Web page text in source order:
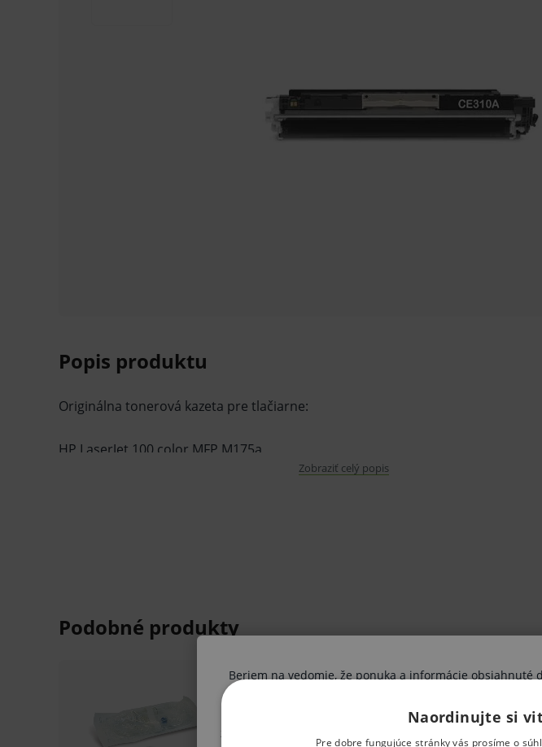
Popis produktu
Originálna tonerová kazeta pre tlačiarne:
HP LaserJet 100 color MFP M175a
HP LaserJet Pro CP1025
HP LaserJet CP1025nw
HP LaserJet CP1025nw color
HP LaserJet Pro 200 color MFP M275nw
Zobraziť celý popis
Beriem na vedomie, že ponuka a informácie
Ak nie ste odborník, vystavujete sa riziku ohrozenia
získané informácie boli Vami nesprávne pochopené,
Naordinujte si
Pre dobre fungujúce stránky vás prosíme o